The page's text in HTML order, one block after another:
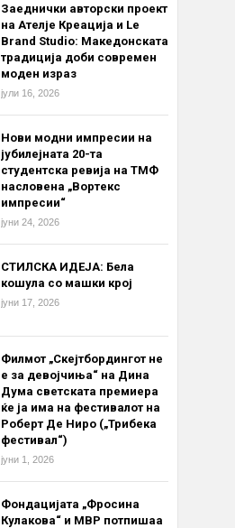
Заеднички авторски проект
на Ателје Креација и Le
Brand Studio: Македонската
традиција доби современ
моден израз
јули 16, 2026
Нови модни импресии на
јубилејната 20-та
студентска ревија на ТМФ
насловена „Вортекс
импресии“
јуни 24, 2026
СТИЛСКА ИДЕЈА: Бела
кошула со машки крој
јуни 17, 2026
Филмот „Скејтбордингот не
е за девојчиња“ на Дина
Дума светската премиера
ќе ја има на фестивалот на
Роберт Де Ниро („Трибека
фестивал“)
јуни 1, 2026
Фондацијата „Фросина
Кулакова“ и МВР потпишаа